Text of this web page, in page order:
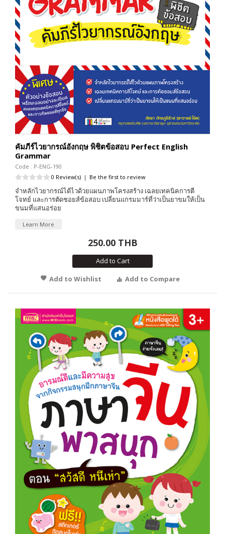
คัมภีร์ไวยากรณ์อังกฤษ พิชิตข้อสอบ Perfect English
Grammar
Code : P-ENG-190
0 Review(s) | Be the first to review
จำหลักไวยากรณ์ได้ไวด้วยแผนภาพโครงสร้าง เฉลยเทคนิคการตี
โจทย์ และการตัดชอยส์ข้อสอบ เปลี่ยนแกรมมาร์ที่ว่าเป็นยาขมให้เป็น
ขนมที่แสนอร่อย
Learn More
250.00 THB
Add to Cart
Add to Wishlist
Add to Compare